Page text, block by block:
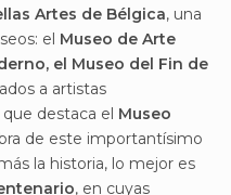
Artes de Bélgica, una
el Museo de Arte
el Museo del Fin de
a artistas
destaca el Museo
de este importantísimo
la historia, lo mejor es
, en cuyas